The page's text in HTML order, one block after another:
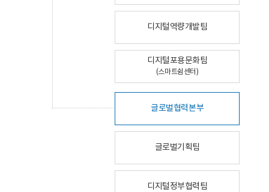
디지털역량개발팀
디지털포용문화팀
(스마트쉼센터)
글로벌협력본부
글로벌기획팀
디지털정부협력팀